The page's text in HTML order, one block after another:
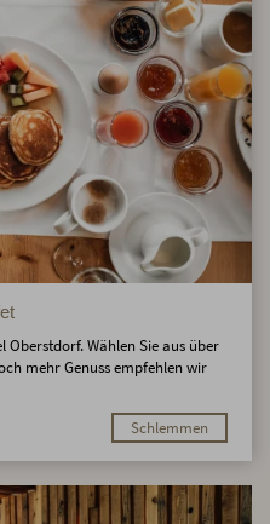
Oberstdorf. Wählen Sie aus über
mehr Genuss empfehlen wir
Schlemmen